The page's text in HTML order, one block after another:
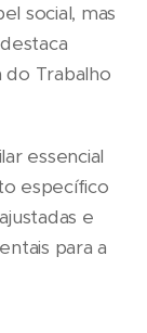
social, mas
do Trabalho
essencial
específico
e
para a